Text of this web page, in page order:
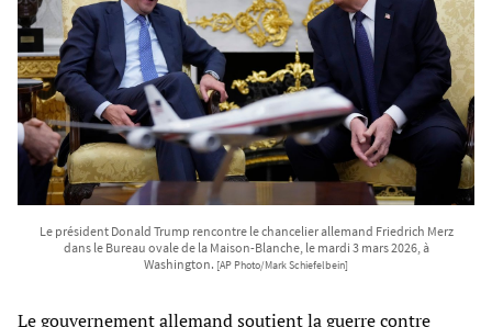
Le président Donald Trump rencontre le chancelier allemand Friedrich Merz
dans le Bureau ovale de la Maison-Blanche, le mardi 3 mars 2026, à
Washington. [AP Photo/Mark Schiefelbein]
Le gouvernement allemand soutient la guerre contre